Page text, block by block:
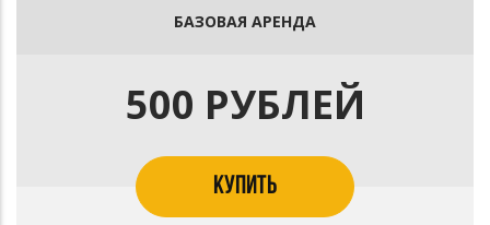
БАЗОВАЯ АРЕНДА
500 РУБЛЕЙ
КУПИТЬ